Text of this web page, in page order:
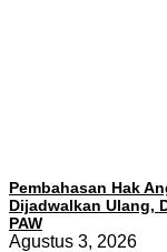
Pembahasan Hak
Dijadwalkan Ulang,
PAW
Agustus 3, 2026